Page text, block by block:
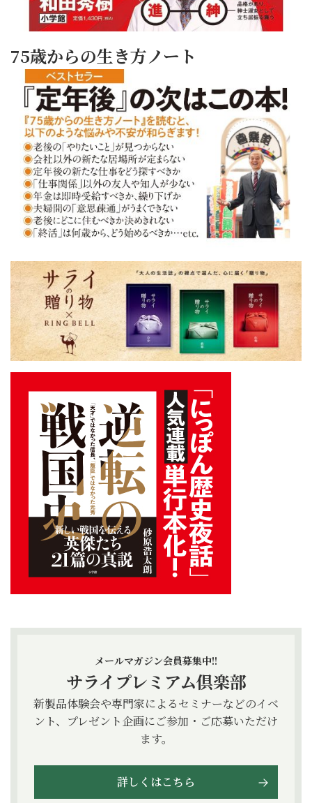
75歳からの生き方ノート
メールマガジン会員募集中!!
サライプレミアム倶楽部
新製品体験会や専門家によるセミナーなどのイベ
ント、プレゼント企画にご参加・ご応募いただけ
ます。
詳しくはこちら